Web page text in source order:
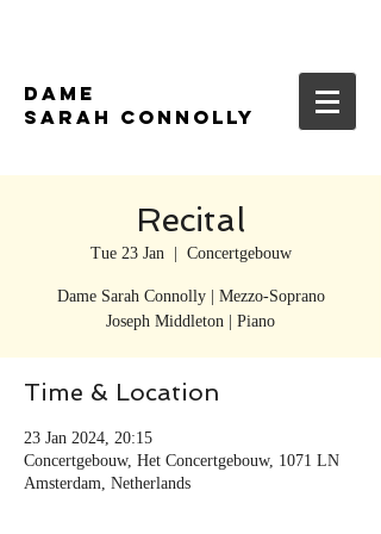
DAME
SARAH CONNOLLY
Recital
Tue 23 Jan
  |
Concertgebouw
Dame Sarah Connolly | Mezzo-Soprano
Time & Location
23 Jan 2024, 20:15
Concertgebouw, Het Concertgebouw, 1071 LN
Amsterdam, Netherlands